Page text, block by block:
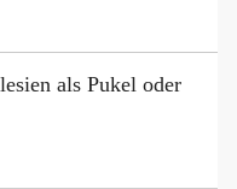
als Pukel oder